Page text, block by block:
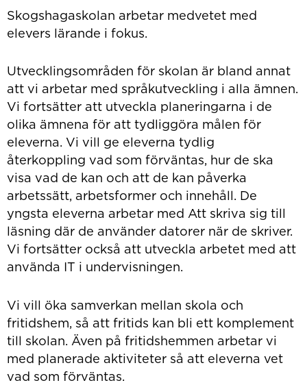
Skogshagaskolan arbetar medvetet med
elevers lärande i fokus.
Utvecklingsområden för skolan är bland annat
att vi arbetar med språkutveckling i alla ämnen.
Vi fortsätter att utveckla planeringarna i de
olika ämnena för att tydliggöra målen för
eleverna. Vi vill ge eleverna tydlig
återkoppling vad som förväntas, hur de ska
visa vad de kan och att de kan påverka
arbetssätt, arbetsformer och innehåll. De
yngsta eleverna arbetar med Att skriva sig till
läsning där de använder datorer när de skriver.
Vi fortsätter också att utveckla arbetet med att
använda IT i undervisningen.
Vi vill öka samverkan mellan skola och
fritidshem, så att fritids kan bli ett komplement
till skolan. Även på fritidshemmen arbetar vi
med planerade aktiviteter så att eleverna vet
vad som förväntas.